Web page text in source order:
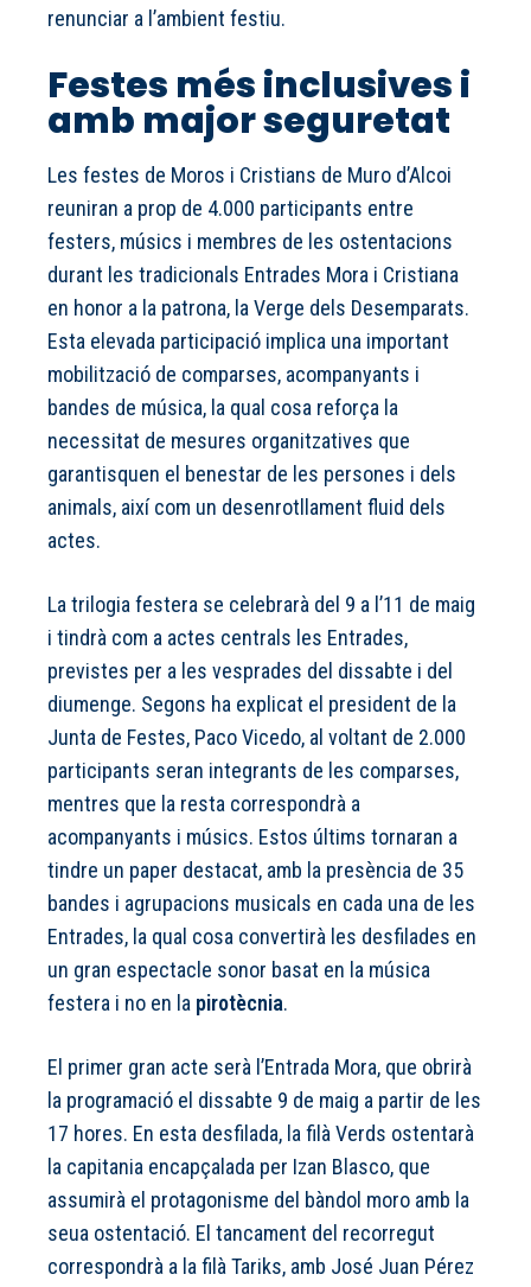
renunciar a l’ambient festiu.
Festes més inclusives i
amb major seguretat
Les festes de Moros i Cristians de Muro d’Alcoi
reuniran a prop de 4.000 participants entre
festers, músics i membres de les ostentacions
durant les tradicionals Entrades Mora i Cristiana
en honor a la patrona, la Verge dels Desemparats.
Esta elevada participació implica una important
mobilització de comparses, acompanyants i
bandes de música, la qual cosa reforça la
necessitat de mesures organitzatives que
garantisquen el benestar de les persones i dels
animals, així com un desenrotllament fluid dels
actes.
La trilogia festera se celebrarà del 9 a l’11 de maig
i tindrà com a actes centrals les Entrades,
previstes per a les vesprades del dissabte i del
diumenge. Segons ha explicat el president de la
Junta de Festes, Paco Vicedo, al voltant de 2.000
participants seran integrants de les comparses,
mentres que la resta correspondrà a
acompanyants i músics. Estos últims tornaran a
tindre un paper destacat, amb la presència de 35
bandes i agrupacions musicals en cada una de les
Entrades, la qual cosa convertirà les desfilades en
un gran espectacle sonor basat en la música
festera i no en la pirotècnia.
El primer gran acte serà l’Entrada Mora, que obrirà
la programació el dissabte 9 de maig a partir de les
17 hores. En esta desfilada, la filà Verds ostentarà
la capitania encapçalada per Izan Blasco, que
assumirà el protagonisme del bàndol moro amb la
seua ostentació. El tancament del recorregut
correspondrà a la filà Tariks, amb José Juan Pérez